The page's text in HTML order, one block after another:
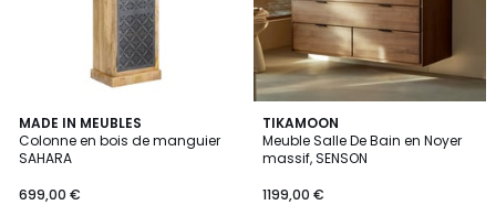
MADE IN MEUBLES
Colonne en bois de manguier
SAHARA
699,00 €
TIKAMOON
Meuble Salle De Bain en Noyer
massif, SENSON
1199,00 €